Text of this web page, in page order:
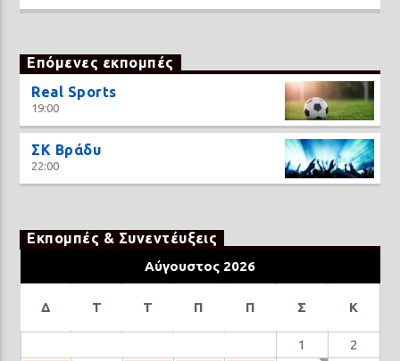
Επόμενες εκπομπές
Real Sports
19:00
ΣΚ Βράδυ
22:00
Εκπομπές & Συνεντέυξεις
Αύγουστος 2026
Δ Τ Τ Π Π Σ Κ
1
2